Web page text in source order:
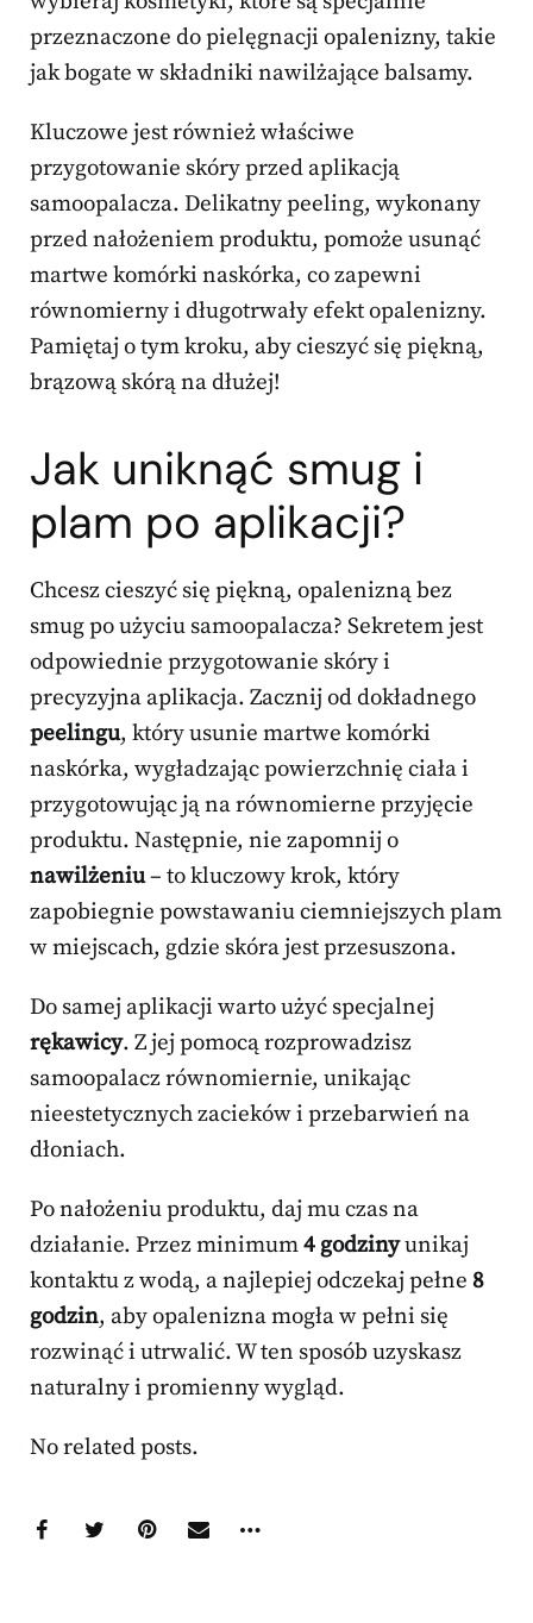
przeznaczone do pielęgnacji opalenizny, takie
jak bogate w składniki nawilżające balsamy.
Kluczowe jest również właściwe
przygotowanie skóry przed aplikacją
samoopalacza. Delikatny peeling, wykonany
przed nałożeniem produktu, pomoże usunąć
martwe komórki naskórka, co zapewni
równomierny i długotrwały efekt opalenizny.
Pamiętaj o tym kroku, aby cieszyć się piękną,
brązową skórą na dłużej!
Jak uniknąć smug i
plam po aplikacji?
Chcesz cieszyć się piękną, opalenizną bez
smug po użyciu samoopalacza? Sekretem jest
odpowiednie przygotowanie skóry i
precyzyjna aplikacja. Zacznij od dokładnego
peelingu, który usunie martwe komórki
naskórka, wygładzając powierzchnię ciała i
przygotowując ją na równomierne przyjęcie
produktu. Następnie, nie zapomnij o
nawilżeniu– to kluczowy krok, który
zapobiegnie powstawaniu ciemniejszych plam
w miejscach, gdzie skóra jest przesuszona.
Do samej aplikacji warto użyć specjalnej
rękawicy. Z jej pomocą rozprowadzisz
samoopalacz równomiernie, unikając
nieestetycznych zacieków i przebarwień na
dłoniach.
Po nałożeniu produktu, daj mu czas na
działanie. Przez minimum4 godzinyunikaj
kontaktu z wodą, a najlepiej odczekaj pełne 8
godzin, aby opalenizna mogła w pełni się
rozwinąć i utrwalić. W ten sposób uzyskasz
naturalny i promienny wygląd.
No related posts.